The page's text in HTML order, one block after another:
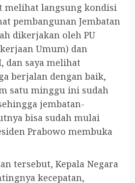
melihat langsung kondisi
pembangunan Jembatan
dikerjakan oleh PU
Umum) dan
dan saya melihat
berjalan dengan baik,
satu minggu ini sudah
jembatan-
bisa sudah mulai
Prabowo membuka
tersebut, Kepala Negara
kecepatan,